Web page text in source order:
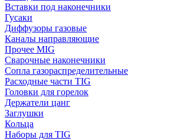
Вставки под наконечники
Гусаки
Диффузоры газовые
Каналы направляющие
Прочее MIG
Сварочные наконечники
Сопла газораспределительные
Расходные части TIG
Головки для горелок
Держатели цанг
Заглушки
Кольца
Наборы для TIG